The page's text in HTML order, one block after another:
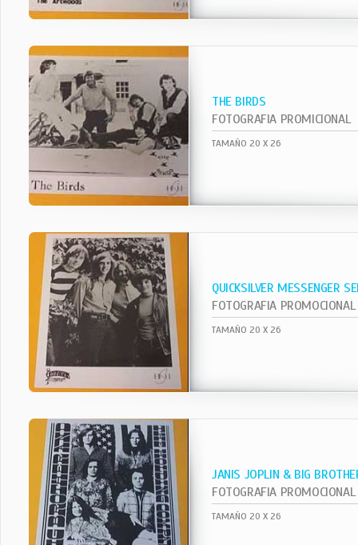
THE BIRDS
FOTOGRAFIA PROMICIONAL
TAMAÑO 20 X 26
QUICKSILVER MESSENGER
FOTOGRAFIA PROMOCIONAL
TAMAÑO 20 X 26
JANIS JOPLIN & BIG
FOTOGRAFIA PROMOCIONAL
TAMAÑO 20 X 26